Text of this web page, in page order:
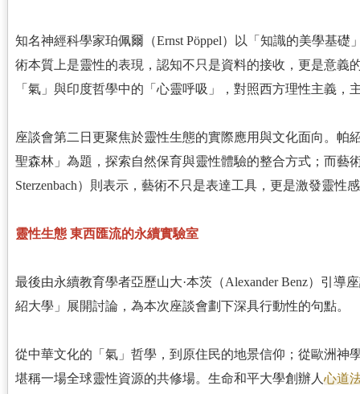
知名神經科學家珀佩爾（Ernst Pöppel）以「知識的美學基
術本質上是靈性的表現，認知不只是資料的接收，更是意義
「氣」與印度哲學中的「心靈呼吸」，對照西方理性主義
座談會第二日更聚焦於靈性生態的實際應用與文化面向。帕
聖森林」為題，探索自然保育與靈性體驗的整合方式；而藝
Sterzenbach）則表示，藝術不只是表達工具，更是激發靈性
靈性生態 東西匯流的永續實驗室
最後由永續教育學者亞歷山大·本茨（Alexander Benz）引導
紹大學」展開討論，為本次座談會劃下深具行動性的句點。
從中華文化的「氣」哲學，到原住民的地景信仰；從歐洲神
堪稱一場全球靈性資源的共修場。生命和平大學創辦人 心道